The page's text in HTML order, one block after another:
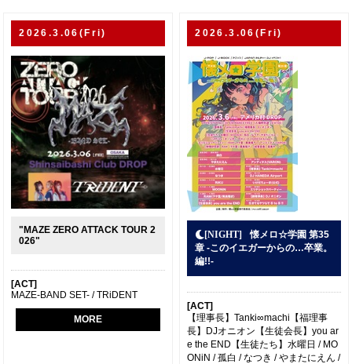
2026.3.06(Fri)
"MAZE ZERO ATTACK TOUR 2
026"
[ACT]
MAZE-BAND SET- / TRiDENT
MORE
2026.3.06(Fri)
懐メロ☆学園 第35
章 -このイエガーからの…卒業。
編!!-
[ACT]
【理事長】Tanki∞machi【福理事
長】DJオニオン【生徒会長】you ar
e the END【生徒たち】水曜日 / MO
ONiN / 孤白 / なつき / やまたにえん /